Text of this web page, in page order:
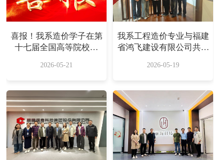
喜报！我系造价学子在第
十七届全国高等院校学
新技术与应用大赛第二期
绩
2026-05-21
我系工程造价专业与福建
省鸿飞建设有限公司共建
才
2026-05-19